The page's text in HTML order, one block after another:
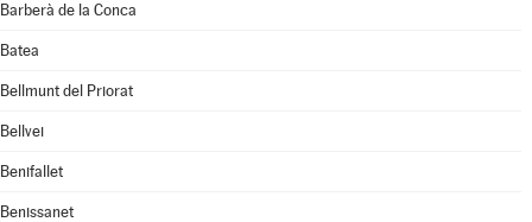
Barberà de la Conca
Batea
Bellmunt del Priorat
Bellvei
Benifallet
Benissanet